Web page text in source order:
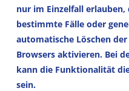
nur im Einzelfall
bestimmte Fälle oder
automatische Löschen
Browsers aktivieren. Bei
kann die Funktionalität
sein.